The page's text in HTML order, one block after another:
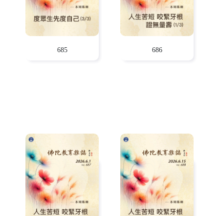
685 686